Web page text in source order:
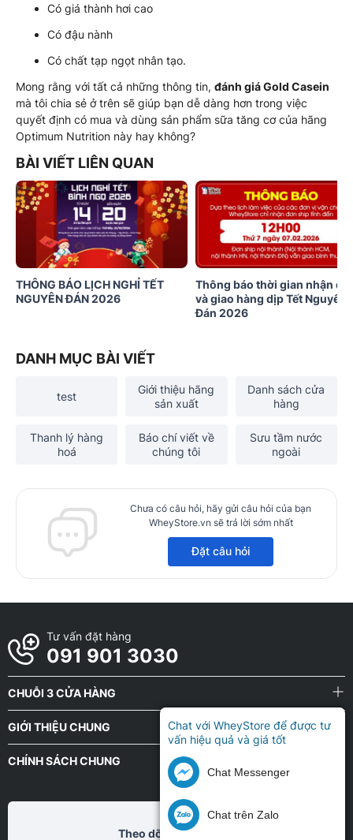
Có giá thành hơi cao
Có đậu nành
Có chất tạp ngọt nhân tạo.
Mong rằng với tất cả những thông tin, đánh giá Gold Casein
mà tôi chia sẻ ở trên sẽ giúp bạn dễ dàng hơn trong việc
quyết định có mua và dùng sản phẩm sữa tăng cơ của hãng
Optimum Nutrition này hay không?
BÀI VIẾT LIÊN QUAN
THÔNG BÁO LỊCH NGHỈ TẾT
NGUYÊN ĐÁN 2026
Thông báo thời gian nhận
và giao hàng dịp Tết Nguyên
Đán 2026
DANH MỤC BÀI VIẾT
test
Giới thiệu hãng
sản xuất
Danh sách cửa
hàng
Thanh lý hàng
hoá
Báo chí viết về
chúng tôi
Sưu tầm nước
ngoài
Chưa có câu hỏi, hãy gửi câu hỏi của bạn
WheyStore.vn sẽ trả lời sớm nhất
Đặt câu hỏi
Tư vấn đặt hàng
091 901 3030
CHUỖI 3 CỬA HÀNG
GIỚI THIỆU CHUNG
CHÍNH SÁCH CHUNG
Theo dõi chũng tôi tại
Chat với WheyStore để được tư
vấn hiệu quả và giá tốt
Chat Messenger
Chat trên Zalo